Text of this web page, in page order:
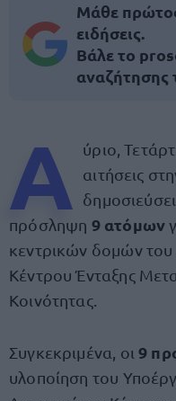
Μάθε πρώτος
ειδήσεις.
Βάλε το
αναζήτησης
Α ύριο,
αιτήσεις
πρόσληψη 9 ατόμων
κεντρικών δομών του
Κέντρου Ένταξης
Κοινότητας.
Συγκεκριμένα, οι9
υλοποίηση του